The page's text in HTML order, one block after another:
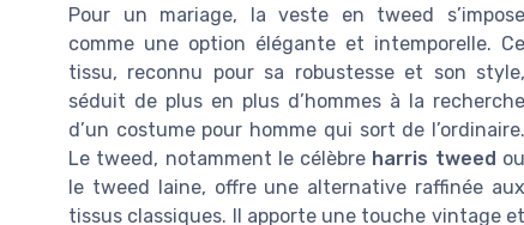
Pour un mariage, la veste en tweed s’impose
comme une option élégante et intemporelle. Ce
tissu, reconnu pour sa robustesse et son style,
séduit de plus en plus d’hommes à la recherche
d’un costume pour homme qui sort de l’ordinaire.
Le tweed, notamment le célèbre harris tweed ou
le tweed laine, offre une alternative raffinée aux
tissus classiques. Il apporte une touche vintage et